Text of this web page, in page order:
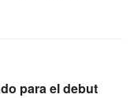
para el debut